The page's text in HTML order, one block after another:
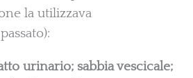
la utilizzava
urinario; sabbia vescicale;